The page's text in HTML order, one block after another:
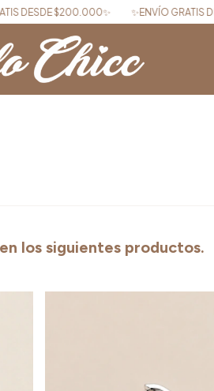
✨ENVÍO GRATIS DESDE $200.000✨
los siguientes productos.